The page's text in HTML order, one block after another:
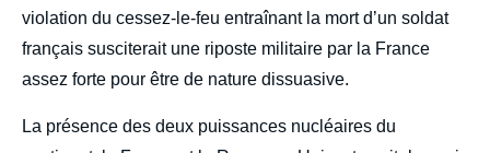
violation du cessez-le-feu entraînant la mort d’un soldat
français susciterait une riposte militaire par la France
assez forte pour être de nature dissuasive.
La présence des deux puissances nucléaires du